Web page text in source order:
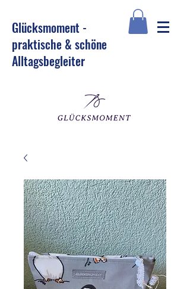
Glücksmoment -
praktische & schöne
Alltagsbegleiter